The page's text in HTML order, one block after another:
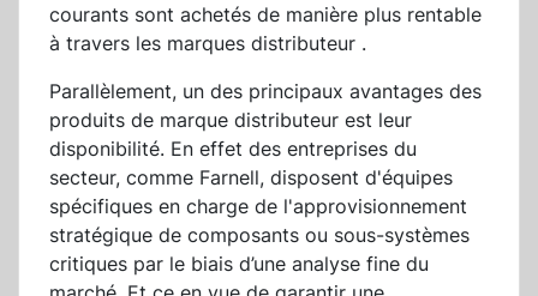
courants sont achetés de manière plus rentable
à travers les marques distributeur .
Parallèlement, un des principaux avantages des
produits de marque distributeur est leur
disponibilité. En effet des entreprises du
secteur, comme Farnell, disposent d'équipes
spécifiques en charge de l'approvisionnement
stratégique de composants ou sous-systèmes
critiques par le biais d’une analyse fine du